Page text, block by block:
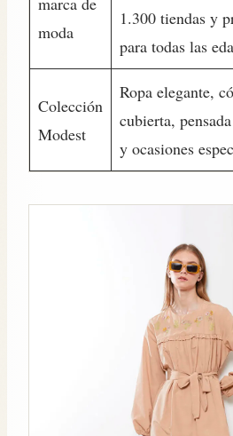
moda
1.300 tiendas y
para todas las
Colección
Modest
Ropa elegante,
cubierta,
y ocasiones